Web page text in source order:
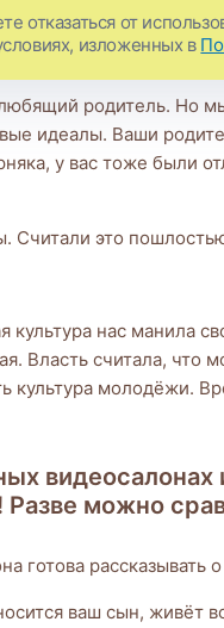
его ругаться
и слушает таких
любящий родитель. Но
идеалы. Ваши
у вас тоже были
Считали это
нас манила
Власть считала, что
культура молодёжи.
видеосалонах
можно
готова рассказывать
ваш сын, живёт
отказаться от
изложенных в